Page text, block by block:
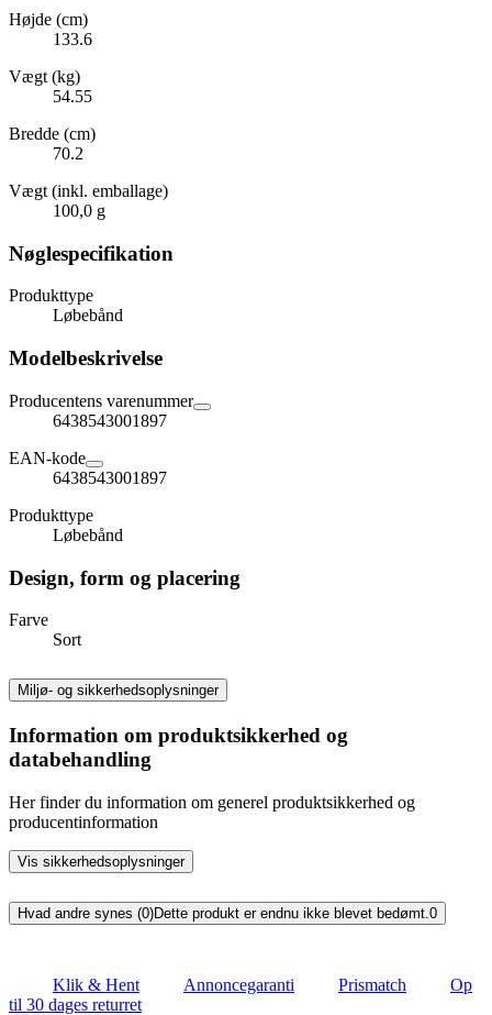
Højde (cm)
133.6
Vægt (kg)
54.55
Bredde (cm)
70.2
Vægt (inkl. emballage)
100,0 g
Nøglespecifikation
Produkttype
Løbebånd
Modelbeskrivelse
Producentens varenummer
6438543001897
EAN-kode
6438543001897
Produkttype
Løbebånd
Design, form og placering
Farve
Sort
Miljø- og sikkerhedsoplysninger
Information om produktsikkerhed og
databehandling
Her finder du information om generel produktsikkerhed og
producentinformation
Vis sikkerhedsoplysninger
Hvad andre synes (0)Dette produkt er endnu ikke blevet bedømt. 0
Klik & Hent Annoncegaranti Prismatch
Op
til 30 dages returret